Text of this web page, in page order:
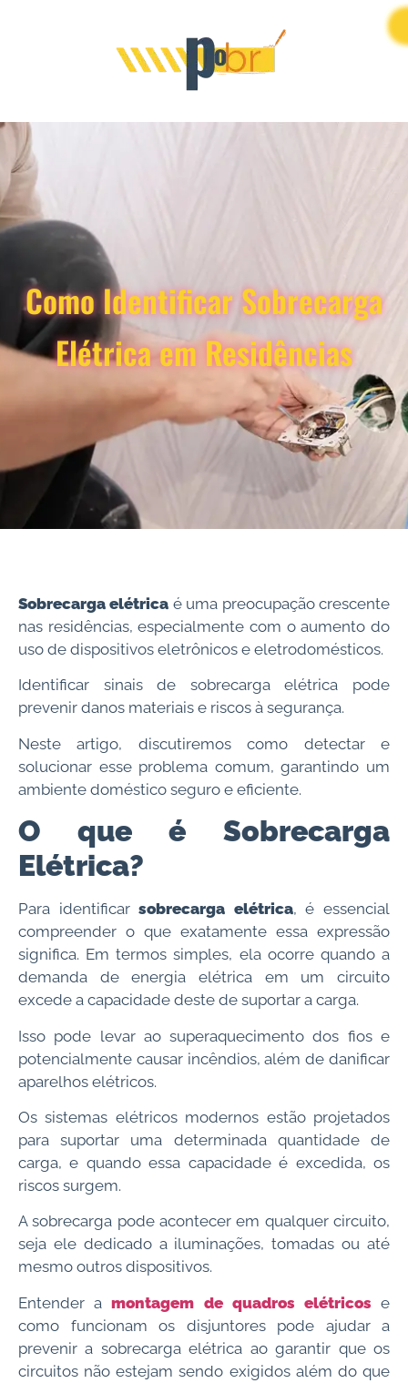
Como Identificar Sobrecarga
Elétrica em Residências
Sobrecarga elétrica é uma preocupação crescente
nas residências, especialmente com o aumento do
uso de dispositivos eletrônicos e eletrodomésticos.
Identificar sinais de sobrecarga elétrica pode
prevenir danos materiais e riscos à segurança.
Neste artigo, discutiremos como detectar e
solucionar esse problema comum, garantindo um
ambiente doméstico seguro e eficiente.
O que é Sobrecarga
Elétrica?
Para identificarsobrecarga elétrica, é essencial
compreender o que exatamente essa expressão
significa. Em termos simples, ela ocorre quando a
demanda de energia elétrica em um circuito
excede a capacidade deste de suportar a carga.
Isso pode levar ao superaquecimento dos fios e
potencialmente causar incêndios, além de danificar
aparelhos elétricos.
Os sistemas elétricos modernos estão projetados
para suportar uma determinada quantidade de
carga, e quando essa capacidade é excedida, os
riscos surgem.
A sobrecarga pode acontecer em qualquer circuito,
seja ele dedicado a iluminações, tomadas ou até
mesmo outros dispositivos.
Entender amontagem de quadros elétricos e
como funcionam os disjuntores pode ajudar a
prevenir a sobrecarga elétrica ao garantir que os
circuitos não estejam sendo exigidos além do que